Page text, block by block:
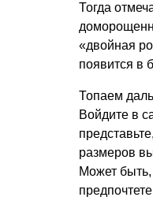
Тогда
«двойная
появится в
Топаем
Войдите в
размеров
Может